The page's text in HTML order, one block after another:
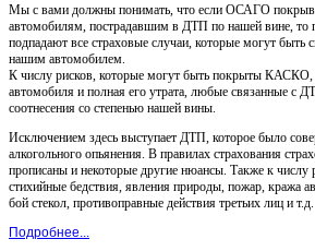
Мы с вами должны понимать, что если ОСАГО
автомобилям, пострадавшим в ДТП по нашей вине,
подпадают все страховые случаи, которые могут быть
нашим автомобилем.
К числу рисков, которые могут быть покрыты КАСКО,
автомобиля и полная его утрата, любые связанные с
соотнесения со степенью нашей вины.
Исключением здесь выступает ДТП, которое было
алкогольного опьянения. В правилах страхования
прописаны и некоторые другие нюансы. Также к числу
стихийные бедствия, явления природы, пожар, кража
бой стекол, противоправные действия третьих лиц и т.д.
Подробнее...